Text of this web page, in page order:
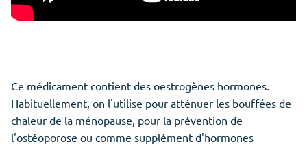
Ce médicament contient des oestrogènes hormones.
Habituellement, on l'utilise pour atténuer les bouffées de
chaleur de la ménopause, pour la prévention de
l'ostéoporose ou comme supplément d'hormones